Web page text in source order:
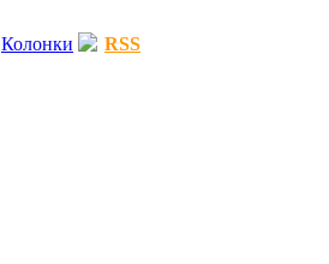
Колонки RSS